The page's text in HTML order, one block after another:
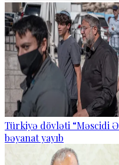
Türkiyə dövləti “Məscidi
bəyanat yayıb